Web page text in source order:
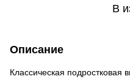
В
Описание
Классическая подростковая